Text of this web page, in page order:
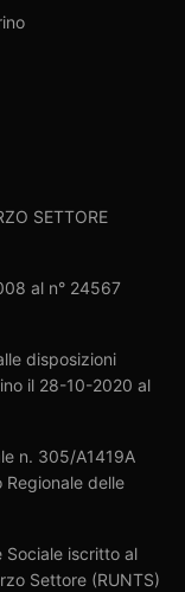
SETTORE
al n° 24567
disposizioni
il 28-10-2020 al
n. 305/A1419A
delle
Sociale iscritto al
Settore (RUNTS)